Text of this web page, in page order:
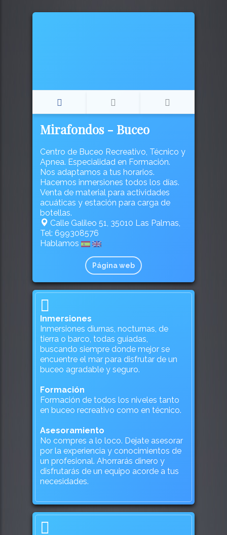
Mirafondos - Buceo
Centro de Buceo Recreativo, Técnico y
Apnea. Especialidad en Formación.
Nos adaptamos a tus horarios.
Hacemos inmersiones todos los días.
Venta de material para actividades
acuáticas y estación para carga de
botellas.
Calle Galileo 51, 35010 Las Palmas,
Tel: 699308576
Hablamos
Página web
Inmersiones
Inmersiones diurnas, nocturnas, de
tierra o barco, todas guiadas,
buscando siempre donde mejor se
encuentre el mar para disfrutar de un
buceo agradable y seguro.
Formación
Formación de todos los niveles tanto
en buceo recreativo como en técnico.
Asesoramiento
No compres a lo loco. Dejate asesorar
por la experiencia y conocimientos de
un profesional. Ahorrarás dinero y
disfrutarás de un equipo acorde a tus
necesidades.